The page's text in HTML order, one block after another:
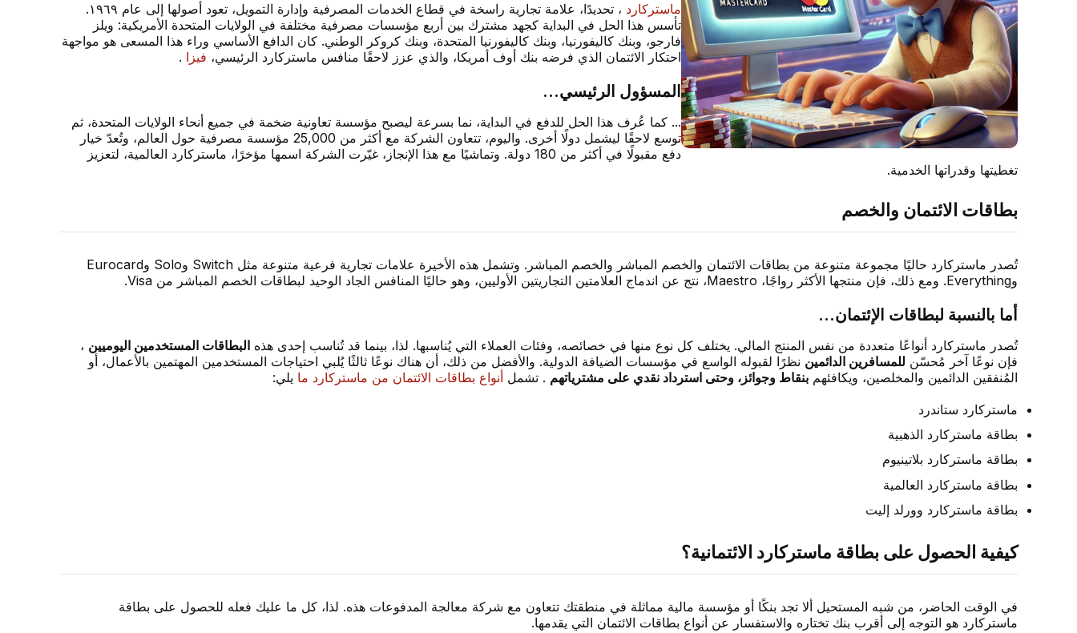
ماستركارد
، تحديدًا، علامة تجارية راسخة في قطاع الخدمات المصرفية وإدارة التمويل، تعود أصولها إلى عام ١٩٦٩.
تأسس هذا الحل في البداية كجهد مشترك بين أربع مؤسسات مصرفية مختلفة في الولايات المتحدة الأمريكية: ويلز
فارجو، وبنك كاليفورنيا، وبنك كاليفورنيا المتحدة، وبنك كروكر الوطني. كان الدافع الأساسي وراء هذا المسعى هو مواجهة
احتكار الائتمان الذي فرضه بنك أوف أمريكا، والذي عزز لاحقًا منافس ماستركارد الرئيسي، فيزا .
المسؤول الرئيسي...
... كما عُرف هذا الحل للدفع في البداية، نما بسرعة ليصبح مؤسسة تعاونية ضخمة في جميع أنحاء الولايات المتحدة، ثم
توسع لاحقًا ليشمل دولًا أخرى. واليوم، تتعاون الشركة مع أكثر من 25,000 مؤسسة مصرفية حول العالم، وتُعدّ خيار
دفع مقبولًا في أكثر من 180 دولة. وتماشيًا مع هذا الإنجاز، غيّرت الشركة اسمها مؤخرًا، ماستركارد العالمية، لتعزيز
تغطيتها وقدراتها الخدمية.
بطاقات الائتمان والخصم
تُصدر ماستركارد حاليًا مجموعة متنوعة من بطاقات الائتمان والخصم المباشر والخصم المباشر. وتشمل هذه الأخيرة علامات تجارية فرعية متنوعة مثل Switch وSolo وEurocard
وEverything. ومع ذلك، فإن منتجها الأكثر رواجًا، Maestro، نتج عن اندماج العلامتين التجاريتين الأوليين، وهو حاليًا المنافس الجاد الوحيد لبطاقات الخصم المباشر من Visa.
أما بالنسبة لبطاقات الإئتمان...
تُصدر ماستركارد أنواعًا متعددة من نفس المنتج المالي. يختلف كل نوع منها في خصائصه، وفئات العملاء التي يُناسبها. لذا، بينما قد تُناسب إحدى هذهالبطاقات المستخدمين اليوميين ،
فإن نوعًا آخر مُحسّن للمسافرين الدائمين نظرًا لقبوله الواسع في مؤسسات الضيافة الدولية. والأفضل من ذلك، أن هناك نوعًا ثالثًا يُلبي احتياجات المستخدمين المهتمين بالأعمال، أو
المُنفقين الدائمين والمخلصين، ويكافئهمبنقاط وجوائز، وحتى استرداد نقدي على مشترياتهم . تشمل أنواع بطاقات الائتمان من ماستركارد ما يلي:
ماستركارد ستاندرد
بطاقة ماستركارد الذهبية
بطاقة ماستركارد بلاتينيوم
بطاقة ماستركارد العالمية
بطاقة ماستركارد وورلد إليت
كيفية الحصول على بطاقة ماستركارد الائتمانية؟
في الوقت الحاضر، من شبه المستحيل ألا تجد بنكًا أو مؤسسة مالية مماثلة في منطقتك تتعاون مع شركة معالجة المدفوعات هذه. لذا، كل ما عليك فعله للحصول على بطاقة
ماستركارد هو التوجه إلى أقرب بنك تختاره والاستفسار عن أنواع بطاقات الائتمان التي يقدمها.